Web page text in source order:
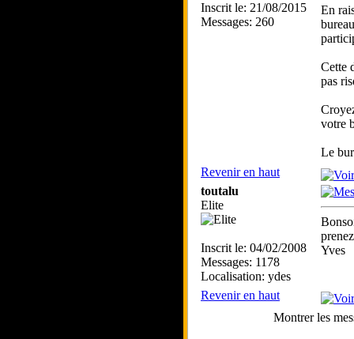
Inscrit le: 21/08/2015
Messages: 260
En
Cette
pas
votre
Le
Revenir en haut
toutalu
Elite
Inscrit le: 04/02/2008
Messages: 1178
Localisation: ydes
Yves
Revenir en haut
Montrer les